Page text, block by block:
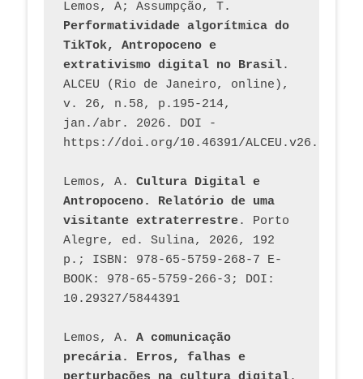
Performatividade algorítmica do
TikTok, Antropoceno e
extrativismo digital no Brasil.
ALCEU (Rio de Janeiro, online),
v. 26, n.58, p.195-214,
jan./abr. 2026. DOI -
https://doi.org/10.46391/
Lemos, A. Cultura Digital e
Antropoceno. Relatório de uma
visitante extraterrestre. Porto
Alegre, ed. Sulina, 2026, 192
p.; ISBN: 978-65-5759-268-7 E-
BOOK: 978-65-5759-266-3; DOI:
10.29327/5844391
Lemos, A. A comunicação
precária. Erros, falhas e